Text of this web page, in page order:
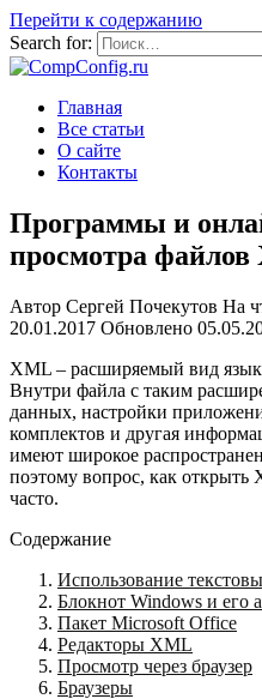
Перейти к содержанию
Search for:
Главная
Все статьи
О сайте
Контакты
Программы и
просмотра
Автор Сергей Почекутов На
20.01.2017 Обновлено
XML – расширяемый вид
Внутри файла с таким
данных, настройки
комплектов и другая
имеют широкое
поэтому вопрос, как открыть
часто.
Содержание
Использование
Блокнот Windows и его
Пакет Microsoft Office
Редакторы XML
Просмотр через браузер
Браузеры